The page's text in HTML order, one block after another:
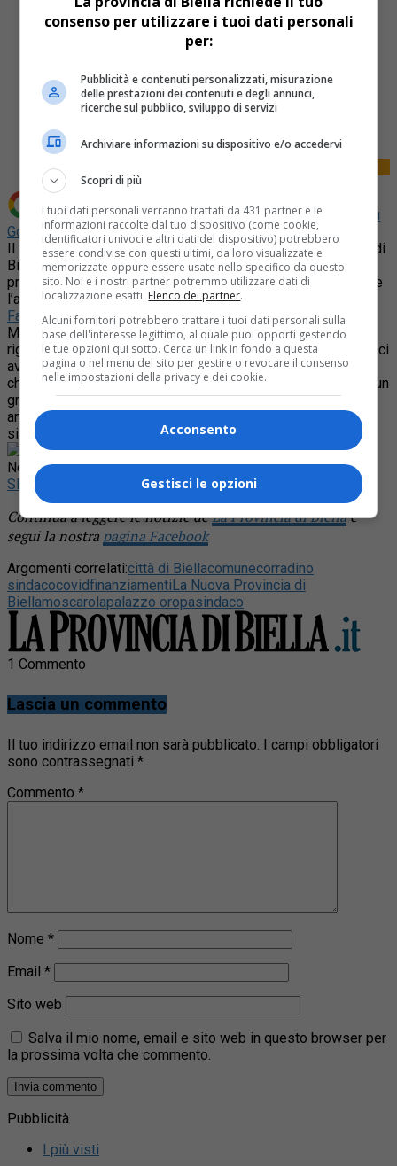
Share
Tweet
Aggiungi La Provincia di Biella come Fonte preferita su
Google
Il vicesindaco Giacomo Moscarola ha reso noto che la città di
Biella ha ottenuto 18,5 milioni di euro per realizzare 13
progetti di riqualificazione urbana: “Un’ottima notizia per finire
l’anno…. In questa tabellina (pubblicata sul suo profilo
Facebook) che a molti non vorrà dire nulla, ci sono i 18,5
MILIONI DI EURO che la giunta di Biella ha ottenuto sulla
rigenerazione urbana con i fondi Pnrr. Quelli che in consiglio ci
avevano criticato dicendo che erano progetti senza senso e
che non sarebbero mai stati finanziati, ora dovrebbero farsi un
grande bagno di umiltà. E così grazie a questa
amministrazione 18,5 milioni di euro piovono sulla città Non
siamo poi così scarsi”.
Rimani aggiornato seguendoci su Google
News!
SEGUICI
Continua a leggere le notizie deLa Provincia di Biellae
segui la nostra pagina Facebook
Argomenti correlati:città di Biellacomunecorradino
sindacocovidfinanziamentiLa Nuova Provincia di
Biellamoscarolapalazzo oropasindaco
1 Commento
Lascia un commento
Il tuo indirizzo email non sarà pubblicato. I campi obbligatori
sono contrassegnati *
Commento *
Nome *
Email *
Sito web
Salva il mio nome, email e sito web in questo browser per
la prossima volta che commento.
Pubblicità
I più visti
consenso per utilizzare i tuoi dati personali
per:
Pubblicità e contenuti personalizzati, misurazione
delle prestazioni dei contenuti e degli annunci,
ricerche sul pubblico, sviluppo di servizi
Archiviare informazioni su dispositivo e/o accedervi
Scopri di più
I tuoi dati personali verranno trattati da 431 partner e le
informazioni raccolte dal tuo dispositivo (come cookie,
identificatori univoci e altri dati del dispositivo) potrebbero
essere condivise con questi ultimi, da loro visualizzate e
memorizzate oppure essere usate nello specifico da questo
sito. Noi e i nostri partner potremmo utilizzare dati di
localizzazione esatti. Elenco dei partner.
Alcuni fornitori potrebbero trattare i tuoi dati personali sulla
base dell'interesse legittimo, al quale puoi opporti gestendo
le tue opzioni qui sotto. Cerca un link in fondo a questa
pagina o nel menu del sito per gestire o revocare il consenso
nelle impostazioni della privacy e dei cookie.
Acconsento
Gestisci le opzioni